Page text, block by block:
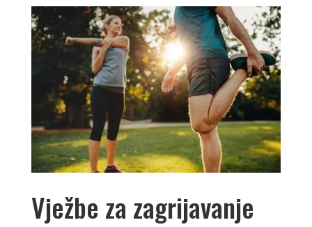
Vježbe za zagrijavanje